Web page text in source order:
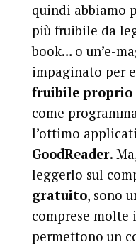
quindi abbiamo
più fruibile da
book… o un’e-
impaginato per
fruibile proprio
come
l’ottimo
GoodReader.
leggerlo sul
gratuito, sono
comprese molte
permettono un